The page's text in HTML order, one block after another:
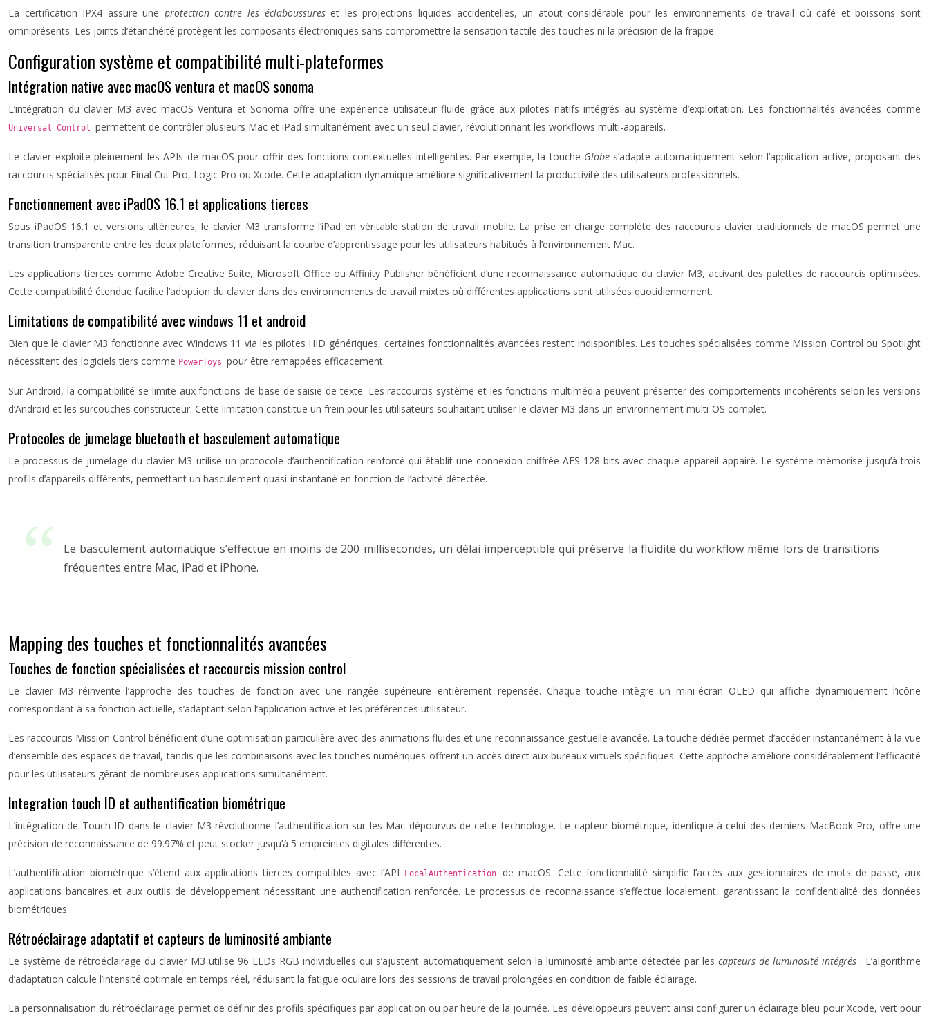
La certification IPX4 assure une protection contre les éclaboussures et les projections liquides accidentelles, un atout considérable pour les environnements de travail où café et boissons sont
omniprésents. Les joints d’étanchéité protègent les composants électroniques sans compromettre la sensation tactile des touches ni la précision de la frappe.
Configuration système et compatibilité multi-plateformes
Intégration native avec macOS ventura et macOS sonoma
L’intégration du clavier M3 avec macOS Ventura et Sonoma offre une expérience utilisateur fluide grâce aux pilotes natifs intégrés au système d’exploitation. Les fonctionnalités avancées comme
Universal Control permettent de contrôler plusieurs Mac et iPad simultanément avec un seul clavier, révolutionnant les workflows multi-appareils.
Le clavier exploite pleinement les APIs de macOS pour offrir des fonctions contextuelles intelligentes. Par exemple, la touche Globe s’adapte automatiquement selon l’application active, proposant des
raccourcis spécialisés pour Final Cut Pro, Logic Pro ou Xcode. Cette adaptation dynamique améliore significativement la productivité des utilisateurs professionnels.
Fonctionnement avec iPadOS 16.1 et applications tierces
Sous iPadOS 16.1 et versions ultérieures, le clavier M3 transforme l’iPad en véritable station de travail mobile. La prise en charge complète des raccourcis clavier traditionnels de macOS permet une
transition transparente entre les deux plateformes, réduisant la courbe d’apprentissage pour les utilisateurs habitués à l’environnement Mac.
Les applications tierces comme Adobe Creative Suite, Microsoft Office ou Affinity Publisher bénéficient d’une reconnaissance automatique du clavier M3, activant des palettes de raccourcis optimisées.
Cette compatibilité étendue facilite l’adoption du clavier dans des environnements de travail mixtes où différentes applications sont utilisées quotidiennement.
Limitations de compatibilité avec windows 11 et android
Bien que le clavier M3 fonctionne avec Windows 11 via les pilotes HID génériques, certaines fonctionnalités avancées restent indisponibles. Les touches spécialisées comme Mission Control ou Spotlight
nécessitent des logiciels tiers comme PowerToys pour être remappées efficacement.
Sur Android, la compatibilité se limite aux fonctions de base de saisie de texte. Les raccourcis système et les fonctions multimédia peuvent présenter des comportements incohérents selon les versions
d’Android et les surcouches constructeur. Cette limitation constitue un frein pour les utilisateurs souhaitant utiliser le clavier M3 dans un environnement multi-OS complet.
Protocoles de jumelage bluetooth et basculement automatique
Le processus de jumelage du clavier M3 utilise un protocole d’authentification renforcé qui établit une connexion chiffrée AES-128 bits avec chaque appareil appairé. Le système mémorise jusqu’à trois
profils d’appareils différents, permettant un basculement quasi-instantané en fonction de l’activité détectée.
Le basculement automatique s’effectue en moins de 200 millisecondes, un délai imperceptible qui préserve la fluidité du workflow même lors de transitions
fréquentes entre Mac, iPad et iPhone.
Mapping des touches et fonctionnalités avancées
Touches de fonction spécialisées et raccourcis mission control
Le clavier M3 réinvente l’approche des touches de fonction avec une rangée supérieure entièrement repensée. Chaque touche intègre un mini-écran OLED qui affiche dynamiquement l’icône
correspondant à sa fonction actuelle, s’adaptant selon l’application active et les préférences utilisateur.
Les raccourcis Mission Control bénéficient d’une optimisation particulière avec des animations fluides et une reconnaissance gestuelle avancée. La touche dédiée permet d’accéder instantanément à la vue
d’ensemble des espaces de travail, tandis que les combinaisons avec les touches numériques offrent un accès direct aux bureaux virtuels spécifiques. Cette approche améliore considérablement l’efficacité
pour les utilisateurs gérant de nombreuses applications simultanément.
Integration touch ID et authentification biométrique
L’intégration de Touch ID dans le clavier M3 révolutionne l’authentification sur les Mac dépourvus de cette technologie. Le capteur biométrique, identique à celui des derniers MacBook Pro, offre une
précision de reconnaissance de 99.97% et peut stocker jusqu’à 5 empreintes digitales différentes.
L’authentification biométrique s’étend aux applications tierces compatibles avec l’API LocalAuthentication de macOS. Cette fonctionnalité simplifie l’accès aux gestionnaires de mots de passe, aux
applications bancaires et aux outils de développement nécessitant une authentification renforcée. Le processus de reconnaissance s’effectue localement, garantissant la confidentialité des données
biométriques.
Rétroéclairage adaptatif et capteurs de luminosité ambiante
Le système de rétroéclairage du clavier M3 utilise 96 LEDs RGB individuelles qui s’ajustent automatiquement selon la luminosité ambiante détectée par les capteurs de luminosité intégrés . L’algorithme
d’adaptation calcule l’intensité optimale en temps réel, réduisant la fatigue oculaire lors des sessions de travail prolongées en condition de faible éclairage.
La personnalisation du rétroéclairage permet de définir des profils spécifiques par application ou par heure de la journée. Les développeurs peuvent ainsi configurer un éclairage bleu pour Xcode, vert pour